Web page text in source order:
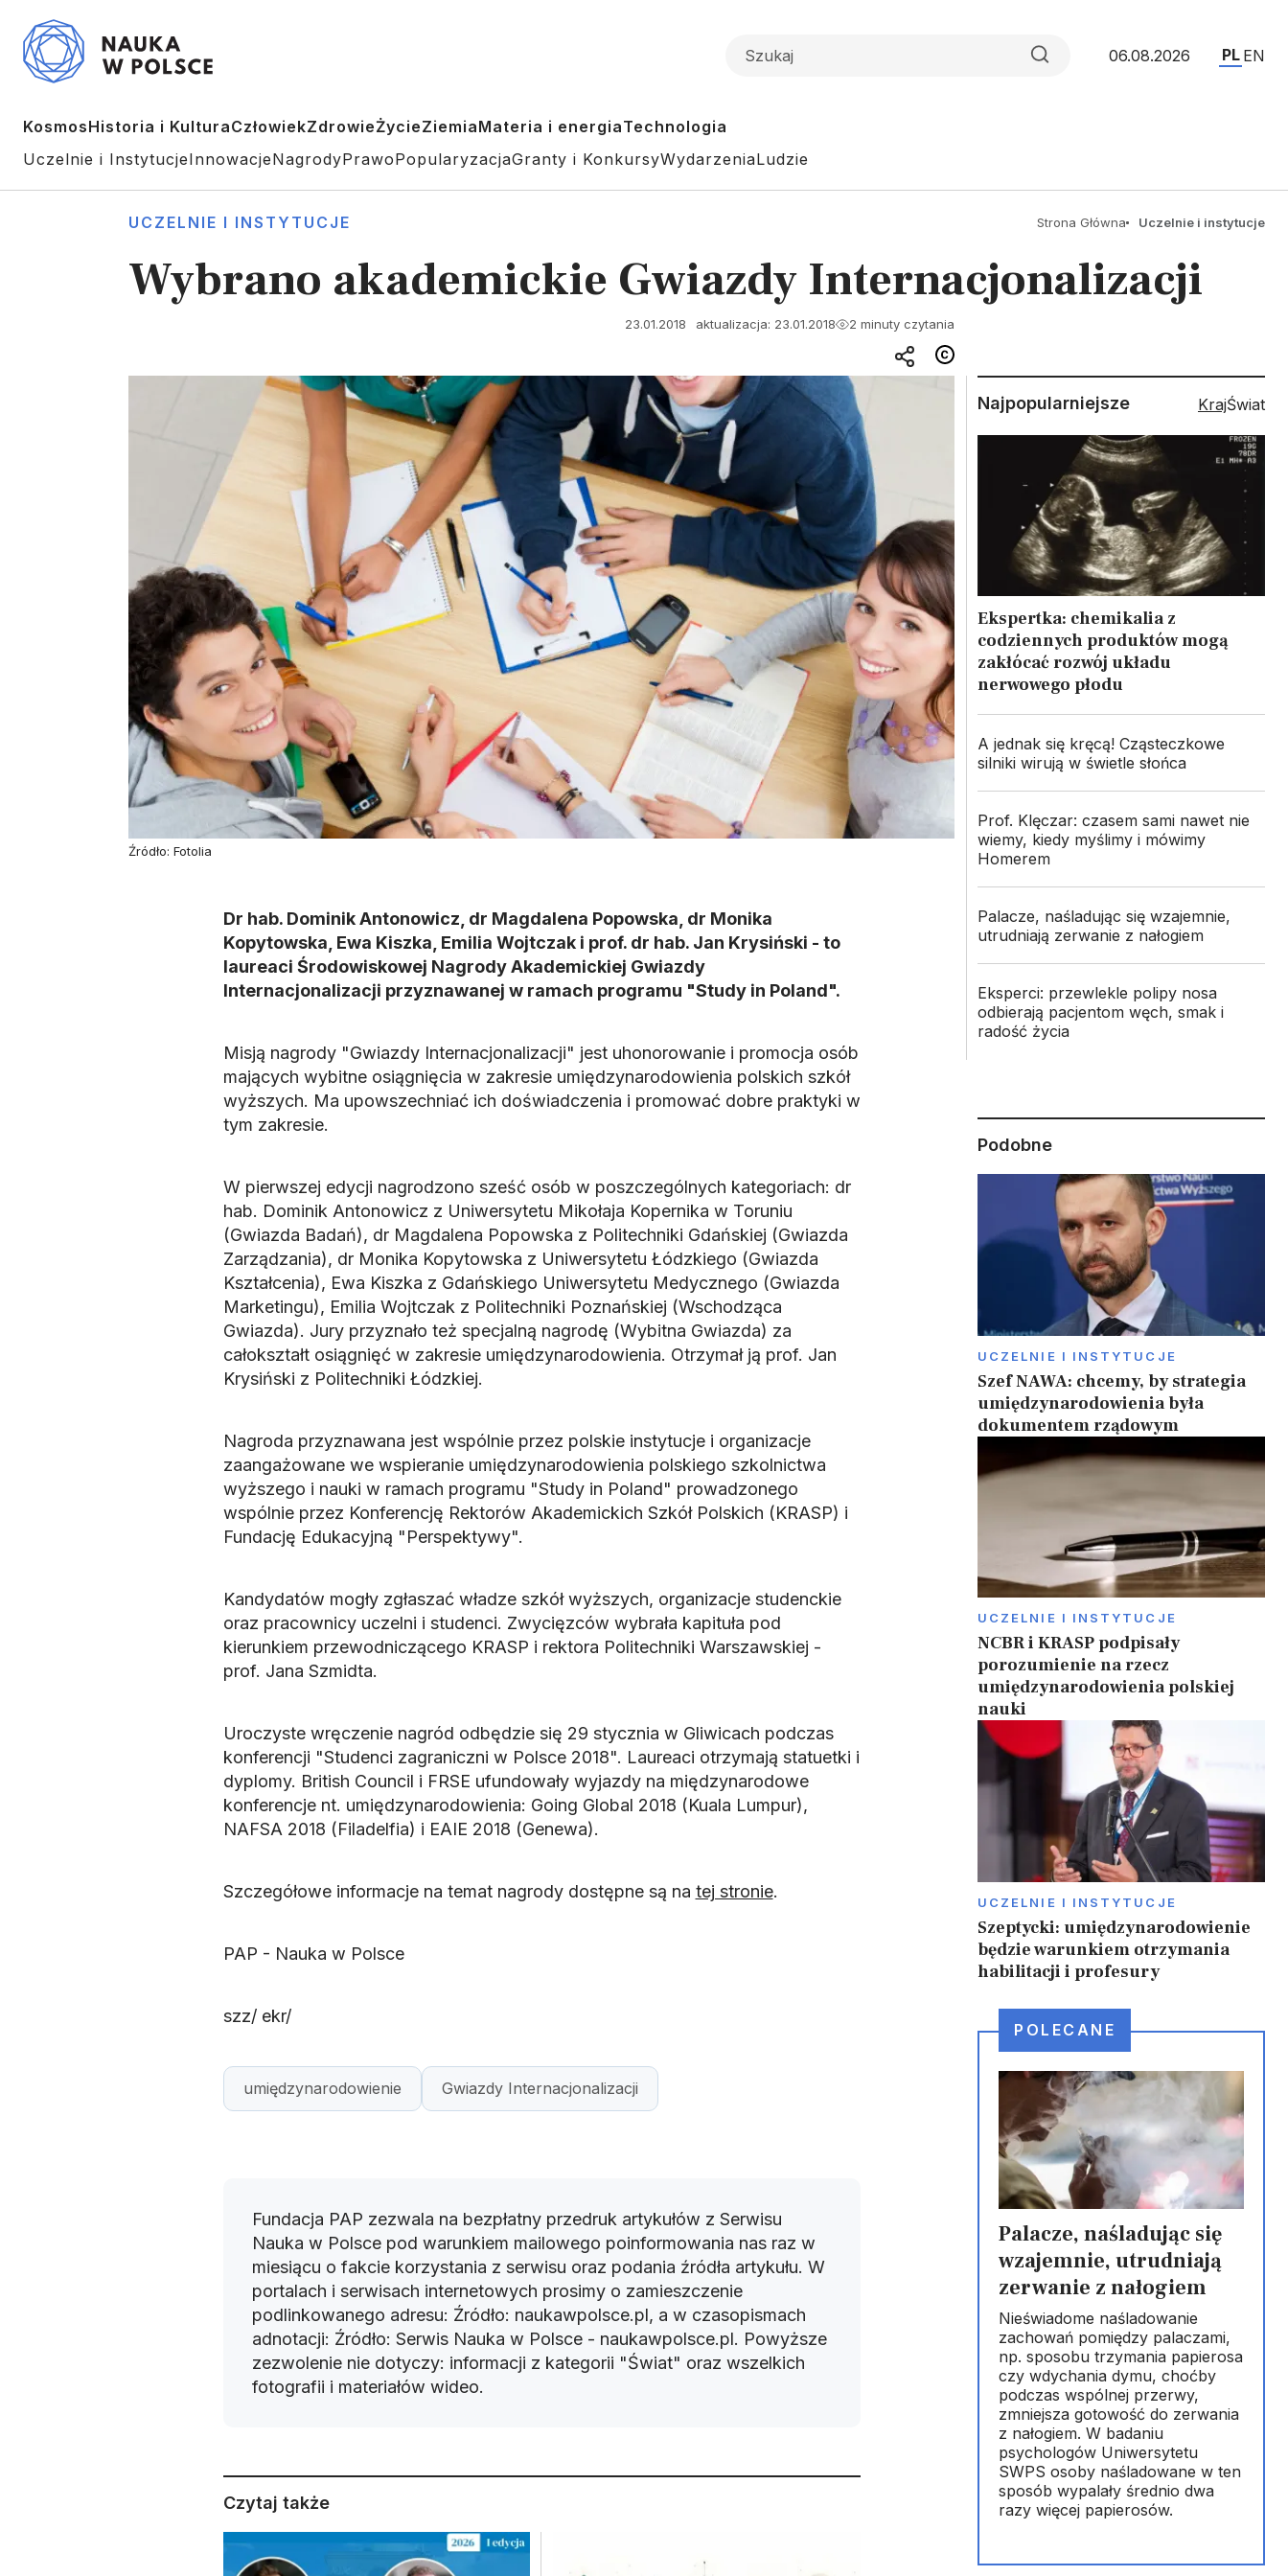
06.08.2026 PL EN
KosmosHistoria i KulturaCzłowiekZdrowieŻycieZiemiaMateria i energiaTechnologia
Uczelnie i InstytucjeInnowacjeNagrodyPrawoPopularyzacjaGranty i KonkursyWydarzeniaLudzie
UCZELNIE I INSTYTUCJE Strona Główna Uczelnie i instytucje
Wybrano akademickie Gwiazdy Internacjonalizacji
23.01.2018 aktualizacja: 23.01.2018 2 minuty czytania
Źródło: Fotolia
Dr hab. Dominik Antonowicz, dr Magdalena Popowska, dr Monika
Kopytowska, Ewa Kiszka, Emilia Wojtczak i prof. dr hab. Jan Krysiński - to
laureaci Środowiskowej Nagrody Akademickiej Gwiazdy
Internacjonalizacji przyznawanej w ramach programu "Study in Poland".
Misją nagrody "Gwiazdy Internacjonalizacji" jest uhonorowanie i promocja osób
mających wybitne osiągnięcia w zakresie umiędzynarodowienia polskich szkół
wyższych. Ma upowszechniać ich doświadczenia i promować dobre praktyki w
tym zakresie.
W pierwszej edycji nagrodzono sześć osób w poszczególnych kategoriach: dr
hab. Dominik Antonowicz z Uniwersytetu Mikołaja Kopernika w Toruniu
(Gwiazda Badań), dr Magdalena Popowska z Politechniki Gdańskiej (Gwiazda
Zarządzania), dr Monika Kopytowska z Uniwersytetu Łódzkiego (Gwiazda
Kształcenia), Ewa Kiszka z Gdańskiego Uniwersytetu Medycznego (Gwiazda
Marketingu), Emilia Wojtczak z Politechniki Poznańskiej (Wschodząca
Gwiazda). Jury przyznało też specjalną nagrodę (Wybitna Gwiazda) za
całokształt osiągnięć w zakresie umiędzynarodowienia. Otrzymał ją prof. Jan
Krysiński z Politechniki Łódzkiej.
Nagroda przyznawana jest wspólnie przez polskie instytucje i organizacje
zaangażowane we wspieranie umiędzynarodowienia polskiego szkolnictwa
wyższego i nauki w ramach programu "Study in Poland" prowadzonego
wspólnie przez Konferencję Rektorów Akademickich Szkół Polskich (KRASP) i
Fundację Edukacyjną "Perspektywy".
Kandydatów mogły zgłaszać władze szkół wyższych, organizacje studenckie
oraz pracownicy uczelni i studenci. Zwycięzców wybrała kapituła pod
kierunkiem przewodniczącego KRASP i rektora Politechniki Warszawskiej -
prof. Jana Szmidta.
Uroczyste wręczenie nagród odbędzie się 29 stycznia w Gliwicach podczas
konferencji "Studenci zagraniczni w Polsce 2018". Laureaci otrzymają statuetki i
dyplomy. British Council i FRSE ufundowały wyjazdy na międzynarodowe
konferencje nt. umiędzynarodowienia: Going Global 2018 (Kuala Lumpur),
NAFSA 2018 (Filadelfia) i EAIE 2018 (Genewa).
Szczegółowe informacje na temat nagrody dostępne są na tej stronie.
PAP - Nauka w Polsce
szz/ ekr/
umiędzynarodowienie Gwiazdy Internacjonalizacji
Fundacja PAP zezwala na bezpłatny przedruk artykułów z Serwisu
Nauka w Polsce pod warunkiem mailowego poinformowania nas raz w
miesiącu o fakcie korzystania z serwisu oraz podania źródła artykułu. W
portalach i serwisach internetowych prosimy o zamieszczenie
podlinkowanego adresu: Źródło: naukawpolsce.pl, a w czasopismach
adnotacji: Źródło: Serwis Nauka w Polsce - naukawpolsce.pl. Powyższe
zezwolenie nie dotyczy: informacji z kategorii "Świat" oraz wszelkich
fotografii i materiałów wideo.
Czytaj także
Najpopularniejsze KrajŚwiat
Ekspertka: chemikalia z
codziennych produktów mogą
zakłócać rozwój układu
nerwowego płodu
A jednak się kręcą! Cząsteczkowe
silniki wirują w świetle słońca
Prof. Klęczar: czasem sami nawet nie
wiemy, kiedy myślimy i mówimy
Homerem
Palacze, naśladując się wzajemnie,
utrudniają zerwanie z nałogiem
Eksperci: przewlekle polipy nosa
odbierają pacjentom węch, smak i
radość życia
Podobne
UCZELNIE I INSTYTUCJE
Szef NAWA: chcemy, by strategia
umiędzynarodowienia była
dokumentem rządowym
UCZELNIE I INSTYTUCJE
NCBR i KRASP podpisały
porozumienie na rzecz
umiędzynarodowienia polskiej
nauki
UCZELNIE I INSTYTUCJE
Szeptycki: umiędzynarodowienie
będzie warunkiem otrzymania
habilitacji i profesury
POLECANE
Palacze, naśladując się
wzajemnie, utrudniają
zerwanie z nałogiem
Nieświadome naśladowanie
zachowań pomiędzy palaczami,
np. sposobu trzymania papierosa
czy wdychania dymu, choćby
podczas wspólnej przerwy,
zmniejsza gotowość do zerwania
z nałogiem. W badaniu
psychologów Uniwersytetu
SWPS osoby naśladowane w ten
sposób wypalały średnio dwa
razy więcej papierosów.